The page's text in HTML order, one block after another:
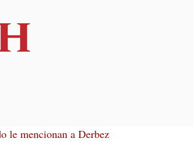
le mencionan a Derbez